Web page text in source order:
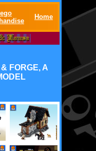
Home
FORGE, A